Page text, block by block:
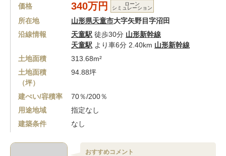
価格 340万円 ローン
シミュレーション
所在地 山形県天童市大字矢野目字沼田
沿線情報
天童駅 徒歩30分 山形新幹線
天童駅 より車6分 2.40km 山形新幹線
土地面積
313.68m²
土地面積
（坪）
94.88坪
建ぺい/容積率
70％/200％
用途地域
指定なし
建築条件
なし
おすすめコメント